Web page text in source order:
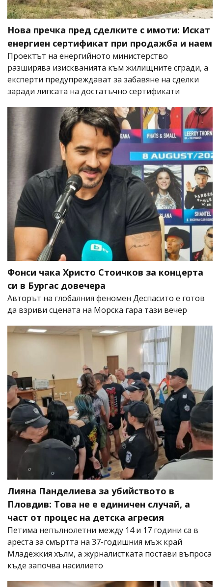
Нова пречка пред сделките с имоти: Искат
енергиен сертификат при продажба и наем
Проектът на енергийното министерство
разширява изискванията към жилищните сгради, а
експерти предупреждават за забавяне на сделки
заради липсата на достатъчно сертификати
Фонси чака Христо Стоичков за концерта
си в Бургас довечера
Авторът на глобалния феномен Деспасито е готов
да взриви сцената на Морска гара тази вечер
Лияна Панделиева за убийството в
Пловдив: Това не е единичен случай, а
част от процес на детска агресия
Петима непълнолетни между 14 и 17 години са в
ареста за смъртта на 37-годишния мъж край
Младежкия хълм, а журналистката постави въпроса
къде започва насилието